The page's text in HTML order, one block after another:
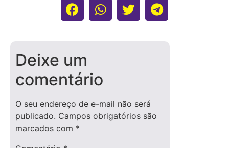
Deixe um
comentário
O seu endereço de e-mail não será
publicado. Campos obrigatórios são
marcados com *